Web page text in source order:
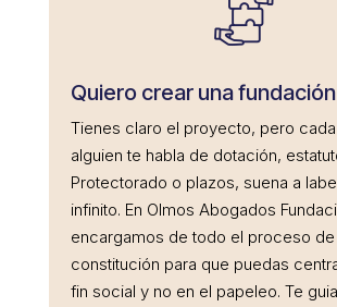
Quiero crear una fundación
Tienes claro el proyecto, pero
alguien te habla de dotación,
Protectorado o plazos, suena a
infinito. En Olmos Abogados
encargamos de todo el proceso de
constitución para que puedas
fin social y no en el papeleo. Te